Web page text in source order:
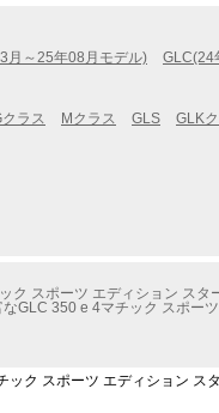
月～25年08月モデル)
GLC(24
クラス Mクラス GLS GLK
スポーツ エディション スタ
GLC 350 e 4マチック スポー
ック スポーツ エディション ス